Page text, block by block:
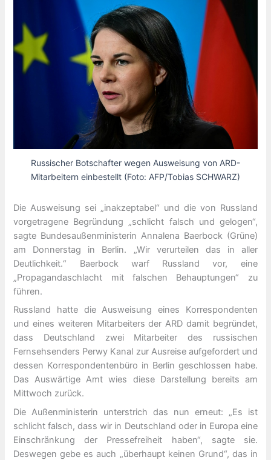
Russischer Botschafter wegen Ausweisung von ARD-
Mitarbeitern einbestellt (Foto: AFP/Tobias SCHWARZ)
Die Ausweisung sei „inakzeptabel“ und die von Russland
vorgetragene Begründung „schlicht falsch und gelogen“,
sagte Bundesaußenministerin Annalena Baerbock (Grüne)
am Donnerstag in Berlin. „Wir verurteilen das in aller
Deutlichkeit.“ Baerbock warf Russland vor, eine
„Propagandaschlacht mit falschen Behauptungen“ zu
führen.
Russland hatte die Ausweisung eines Korrespondenten
und eines weiteren Mitarbeiters der ARD damit begründet,
dass Deutschland zwei Mitarbeiter des russischen
Fernsehsenders Perwy Kanal zur Ausreise aufgefordert und
dessen Korrespondentenbüro in Berlin geschlossen habe.
Das Auswärtige Amt wies diese Darstellung bereits am
Mittwoch zurück.
Die Außenministerin unterstrich das nun erneut: „Es ist
schlicht falsch, dass wir in Deutschland oder in Europa eine
Einschränkung der Pressefreiheit haben“, sagte sie.
Deswegen gebe es auch „überhaupt keinen Grund“, das in